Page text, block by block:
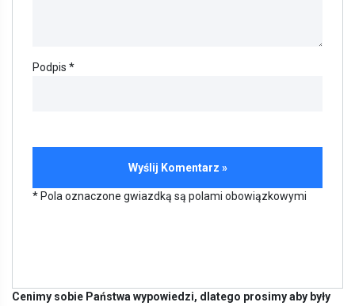
Podpis *
* Pola oznaczone gwiazdką są polami obowiązkowymi
Cenimy sobie Państwa wypowiedzi, dlatego prosimy aby były